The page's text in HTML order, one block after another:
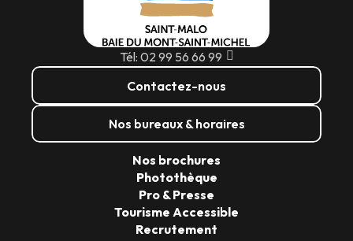
Tél: 02 99 56 66 99
Contactez-nous
Nos bureaux & horaires
Nos brochures
Photothèque
Pro & Presse
Tourisme Accessible
Recrutement